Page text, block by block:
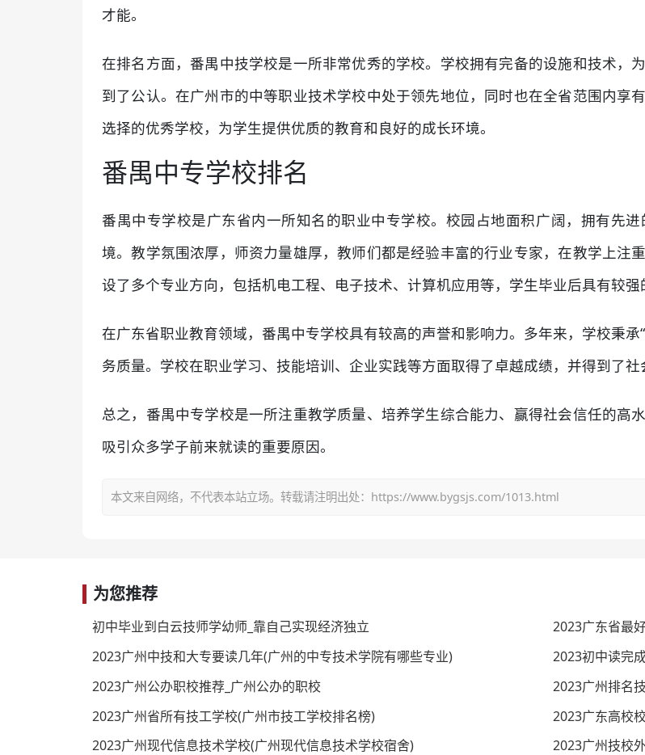
才能。
在排名方面，番禺中技学校是一所非常优秀的学校。学校拥有完备的设施和技术，
到了公认。在广州市的中等职业技术学校中处于领先地位，同时也在全省范围内享
选择的优秀学校，为学生提供优质的教育和良好的成长环境。
番禺中专学校排名
番禺中专学校是广东省内一所知名的职业中专学校。校园占地面积广阔，拥有先
境。教学氛围浓厚，师资力量雄厚，教师们都是经验丰富的行业专家，在教学上注
设了多个专业方向，包括机电工程、电子技术、计算机应用等，学生毕业后具有较强
在广东省职业教育领域，番禺中专学校具有较高的声誉和影响力。多年来，学校秉
务质量。学校在职业学习、技能培训、企业实践等方面取得了卓越成绩，并得到了社
总之，番禺中专学校是一所注重教学质量、培养学生综合能力、赢得社会信任的高
吸引众多学子前来就读的重要原因。
本文来自网络，不代表本站立场。转载请注明出处：https://www.bygsjs.com/1013.html
为您推荐
初中毕业到白云技师学幼师_靠自己实现经济独立
2023广东省最
2023广州中技和大专要读几年(广州的中专技术学院有哪些专业)
2023初中读完
2023广州公办职校推荐_广州公办的职校
2023广州排名
2023广州省所有技工学校(广州市技工学校排名榜)
2023广东高校
2023广州现代信息技术学校(广州现代信息技术学校宿舍)
2023广州技校